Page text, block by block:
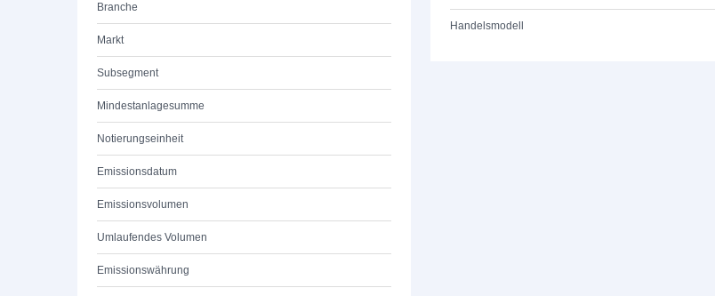
Branche
Markt
Subsegment
Mindestanlagesumme
Notierungseinheit
Emissionsdatum
Emissionsvolumen
Umlaufendes Volumen
Emissionswährung
Handelsmodell